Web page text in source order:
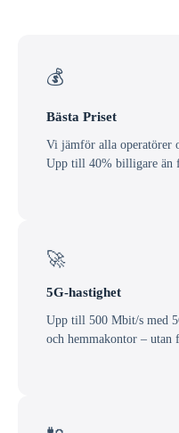
💰
Bästa Priset
Vi jämför alla operatörer
Upp till 40% billigare än
🚀
5G-hastighet
Upp till 500 Mbit/s med
och hemmakontor – utan